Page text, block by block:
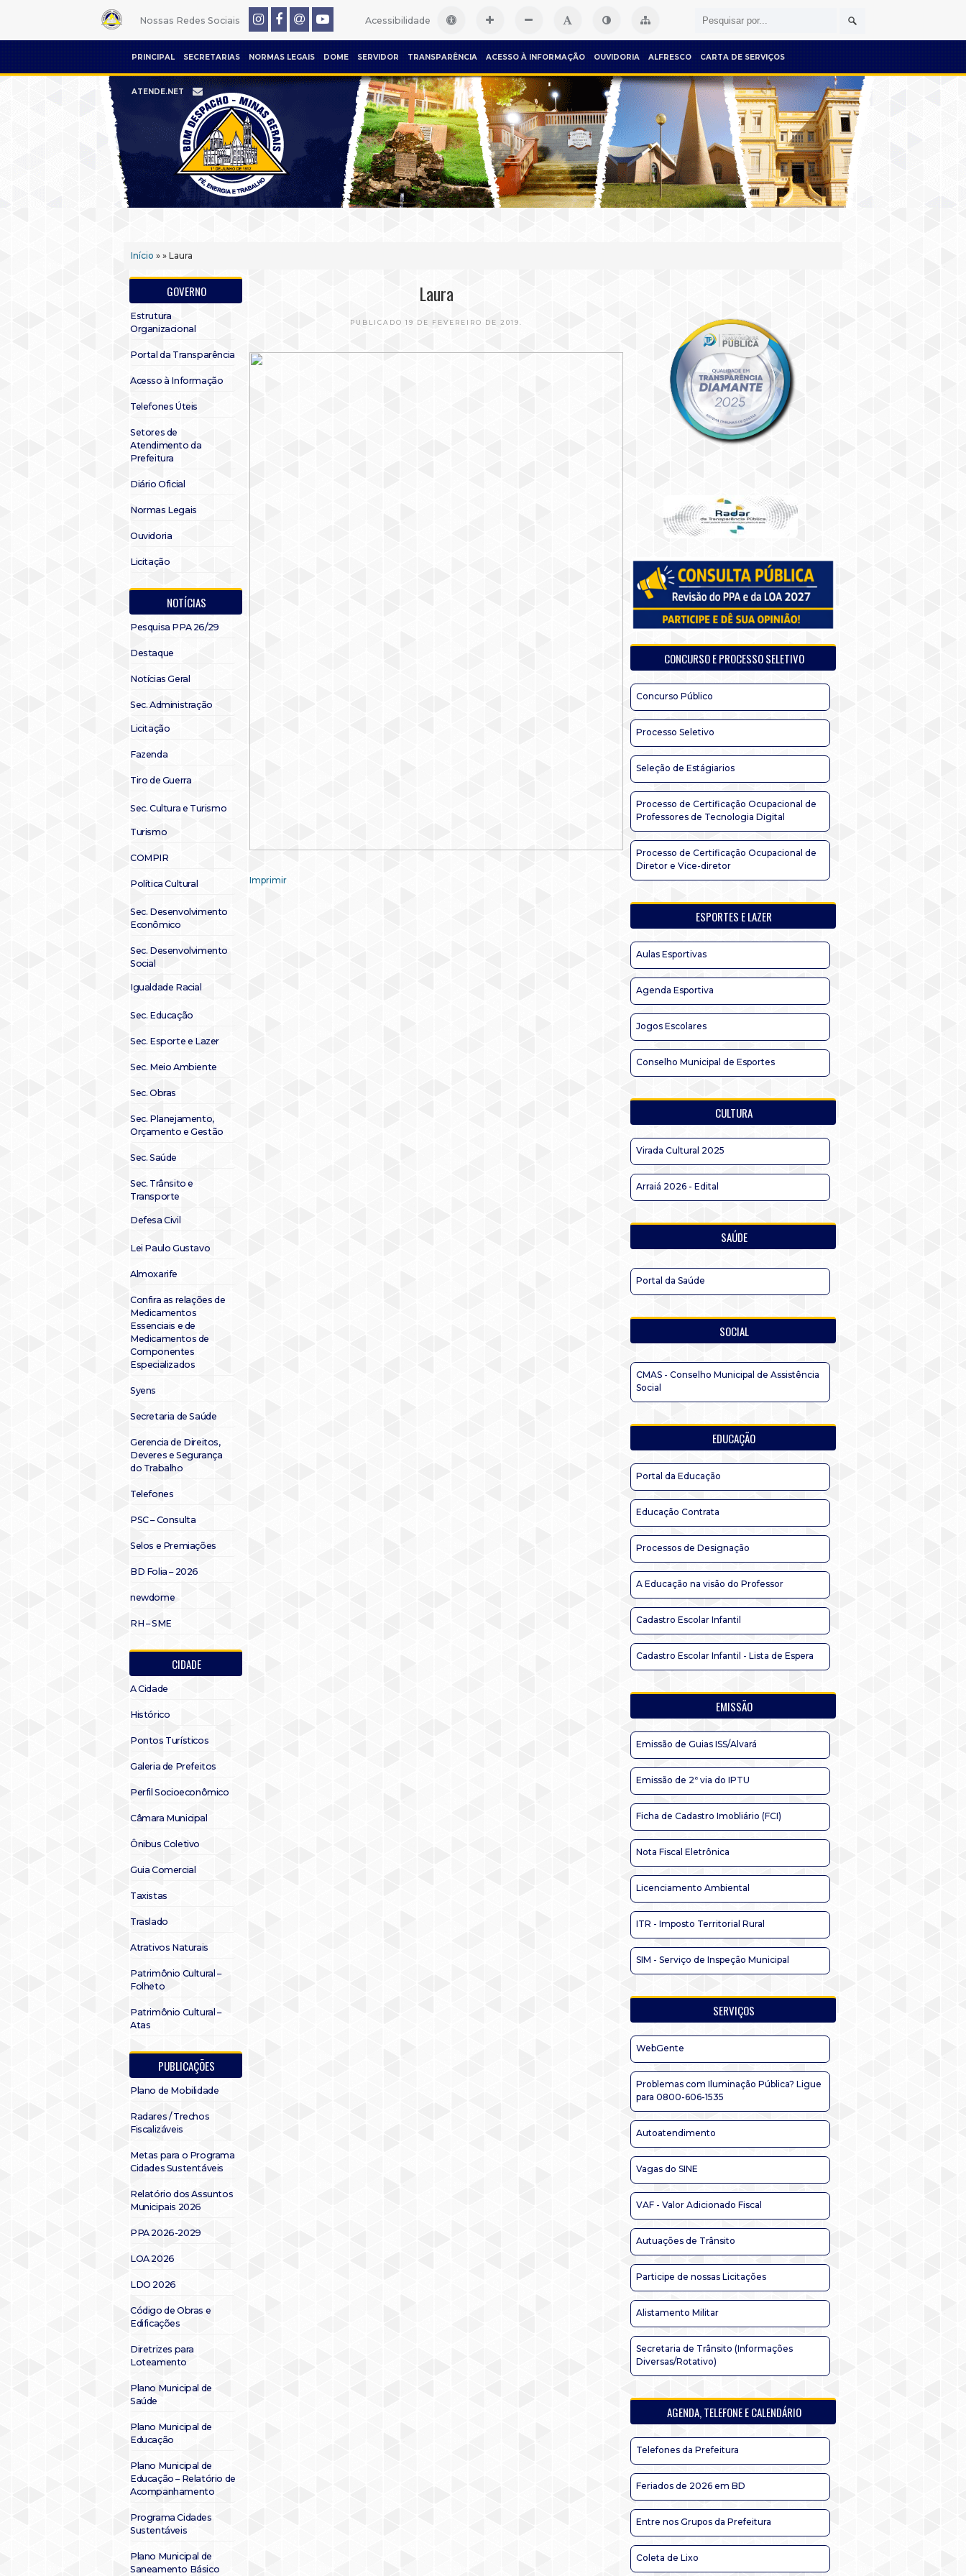
Nossas Redes Sociais Acessibilidade
PRINCIPAL SECRETARIAS NORMAS LEGAIS DOME SERVIDOR TRANSPARÊNCIA ACESSO À INFORMAÇÃO OUVIDORIA ALFRESCO CARTA DE SERVIÇOS
ATENDE.NET
Início » » Laura
GOVERNO
Estrutura
Organizacional
Portal da Transparência
Acesso à Informação
Telefones Úteis
Setores de
Atendimento da
Prefeitura
Diário Oficial
Normas Legais
Ouvidoria
Licitação
NOTÍCIAS
Pesquisa PPA 26/29
Destaque
Notícias Geral
Sec. Administração
Licitação
Fazenda
Tiro de Guerra
Sec. Cultura e Turismo
Turismo
COMPIR
Política Cultural
Sec. Desenvolvimento
Econômico
Sec. Desenvolvimento
Social
Igualdade Racial
Sec. Educação
Sec. Esporte e Lazer
Sec. Meio Ambiente
Sec. Obras
Sec. Planejamento,
Orçamento e Gestão
Sec. Saúde
Sec. Trânsito e
Transporte
Defesa Civil
Lei Paulo Gustavo
Almoxarife
Confira as relações de
Medicamentos
Essenciais e de
Medicamentos de
Componentes
Especializados
Syens
Secretaria de Saúde
Gerencia de Direitos,
Deveres e Segurança
do Trabalho
Telefones
PSC – Consulta
Selos e Premiações
BD Folia – 2026
newdome
RH – SME
CIDADE
A Cidade
Histórico
Pontos Turísticos
Galeria de Prefeitos
Perfil Socioeconômico
Câmara Municipal
Ônibus Coletivo
Guia Comercial
Taxistas
Traslado
Atrativos Naturais
Patrimônio Cultural –
Folheto
Patrimônio Cultural –
Atas
PUBLICAÇÕES
Plano de Mobilidade
Radares / Trechos
Fiscalizáveis
Metas para o Programa
Cidades Sustentáveis
Relatório dos Assuntos
Municipais 2026
PPA 2026-2029
LOA 2026
LDO 2026
Código de Obras e
Edificações
Diretrizes para
Loteamento
Plano Municipal de
Saúde
Plano Municipal de
Educação
Plano Municipal de
Educação – Relatório de
Acompanhamento
Programa Cidades
Sustentáveis
Plano Municipal de
Saneamento Básico
Laura
PUBLICADO 19 DE FEVEREIRO DE 2019.
Imprimir
CONCURSO E PROCESSO SELETIVO
Concurso Público
Processo Seletivo
Seleção de Estágiarios
Processo de Certificação Ocupacional de
Professores de Tecnologia Digital
Processo de Certificação Ocupacional de
Diretor e Vice-diretor
ESPORTES E LAZER
Aulas Esportivas
Agenda Esportiva
Jogos Escolares
Conselho Municipal de Esportes
CULTURA
Virada Cultural 2025
Arraiá 2026 - Edital
SAÚDE
Portal da Saúde
SOCIAL
CMAS - Conselho Municipal de Assistência
Social
EDUCAÇÃO
Portal da Educação
Educação Contrata
Processos de Designação
A Educação na visão do Professor
Cadastro Escolar Infantil
Cadastro Escolar Infantil - Lista de Espera
EMISSÃO
Emissão de Guias ISS/Alvará
Emissão de 2ª via do IPTU
Ficha de Cadastro Imobliário (FCI)
Nota Fiscal Eletrônica
Licenciamento Ambiental
ITR - Imposto Territorial Rural
SIM - Serviço de Inspeção Municipal
SERVIÇOS
WebGente
Problemas com Iluminação Pública? Ligue
para 0800-606-1535
Autoatendimento
Vagas do SINE
VAF - Valor Adicionado Fiscal
Autuações de Trânsito
Participe de nossas Licitações
Alistamento Militar
Secretaria de Trânsito (Informações
Diversas/Rotativo)
AGENDA, TELEFONE E CALENDÁRIO
Telefones da Prefeitura
Feriados de 2026 em BD
Entre nos Grupos da Prefeitura
Coleta de Lixo